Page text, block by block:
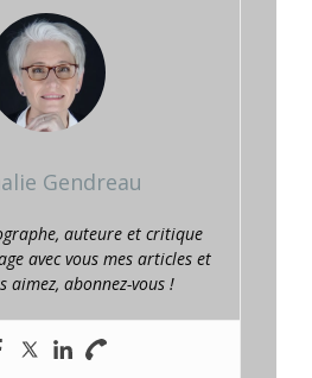
Gendreau
auteure et critique
avec vous mes articles et
aimez, abonnez-vous !